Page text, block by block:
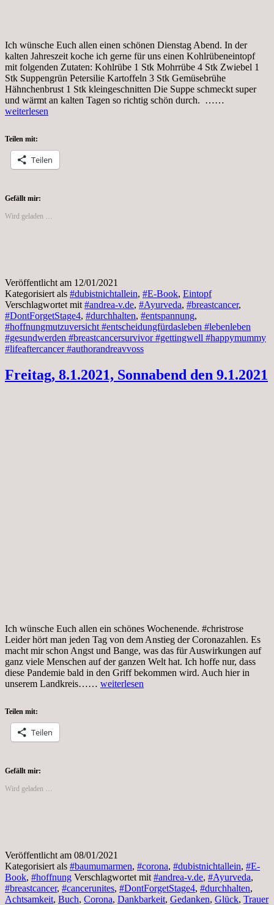
Ich wünsche Euch allen einen schönen Dienstag Abend. In der
kalten Jahreszeit koche ich gerne für uns einen Kohlrübeneintopf
mit folgenden Zutaten: Kohlrübe 1 Stk Mohrrübe 4 Stk Zwiebel 1
Stk Suppengrün Petersilie Kartoffeln 3 Stk Gemüsebrühe
Hähnchenbrust 1 Stk kleingeschnitten Die Suppe schmeckt super
und wärmt an kalten Tagen so richtig schön durch. ……
weiterlesen
Teilen mit:
Teilen
Gefällt mir:
Wird geladen …
Veröffentlicht am 12/01/2021
Kategorisiert als #dubistnichtallein, #E-Book, Eintopf
Verschlagwortet mit #andrea-v.de, #Ayurveda, #breastcancer,
#DontForgetStage4, #durchhalten, #entspannung,
#hoffnungmutzuversicht #entscheidungfürdasleben #lebenleben
#gesundwerden #breastcancersurvivor #gettingwell #happymummy
#lifeaftercancer #authorandreavvoss
Freitag, 8.1.2021, Sonnabend den 9.1.2021
Ich wünsche Euch allen ein schönes Wochenende. #christrose
Leider hört man jeden Tag von dem Anstieg der Coronazahlen. Es
macht mir schon Angst und Bange, was das für Auswirkungen auf
ganz viele Menschen auf der ganzen Welt hat. Ich hoffe nur, dass
diese Pandemie bald in den Griff bekommen wird. Auch hier in
unserem Landkreis…… Freitag,
weiterlesen
Teilen mit:
Teilen
Gefällt mir:
Wird geladen …
Veröffentlicht am 08/01/2021
Kategorisiert als #baumumarmen, #corona, #dubistnichtallein, #E-
Book, #hoffnung Verschlagwortet mit #andrea-v.de, #Ayurveda,
#breastcancer, #cancerunites, #DontForgetStage4, #durchhalten,
Achtsamkeit, Buch, Corona, Dankbarkeit, Gedanken, Glück, Trauer